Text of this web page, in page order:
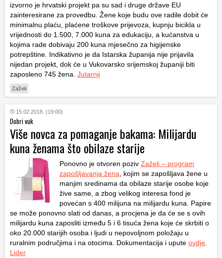
izvorno je hrvatski projekt pa su sad i druge države EU
zainteresirane za provedbu. Žene koje budu ove radile dobit će
minimalnu plaću, plaćene troškove prijevoza, kupnju bicikla u
vrijednosti do 1.500, 7.000 kuna za edukaciju, a kućanstva u
kojima rade dobivaju 200 kuna mjesečno za higijenske
potrepštine. Indikativno je da Istarska županija nije prijavila
nijedan projekt, dok će u Vukovarsko srijemskoj županiji biti
zaposleno 745 žena. Jutarnji
Zaželi
15.02.2018. (19:00)
Dobri vuk
Više novca za pomaganje bakama: Milijardu
kuna ženama što obilaze starije
Ponovno je otvoren poziv Zaželi – program
zapošljavanja žena , kojim se zapošljava žene u
manjim sredinama da obilaze starije osobe koje
žive same, a zbog velikog interesa fond je
povećan s 400 milijuna na milijardu kuna. Papire
se može ponovno slati od danas, a procjena je da će se s ovih
milijardu kuna zaposliti između 5 i 6 tisuća žena koje će skrbiti o
oko 20.000 starijih osoba i ljudi u nepovoljnom položaju u
ruralnim područjima i na otocima. Dokumentacija i upute ovdje
Lider